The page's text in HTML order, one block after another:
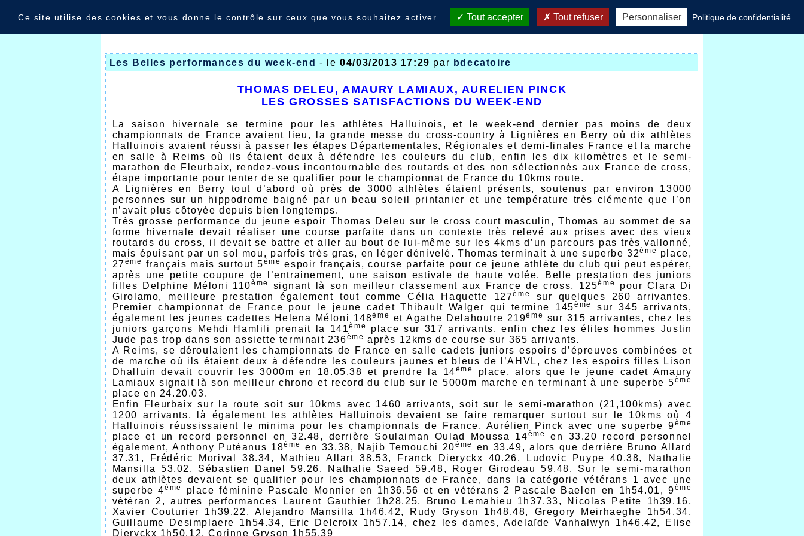
Nouvelles
Les Belles performances du week-end - le04/03/2013 17:29 par bdecatoire
THOMAS DELEU, AMAURY LAMIAUX, AURELIEN PINCK
LES GROSSES SATISFACTIONS DU WEEK-END
La saison hivernale se termine pour les athlètes Halluinois, et le week-end dernier pas moins de deux
championnats de France avaient lieu, la grande messe du cross-country à Lignières en Berry où dix athlètes
Halluinois avaient réussi à passer les étapes Départementales, Régionales et demi-finales France et la marche
en salle à Reims où ils étaient deux à défendre les couleurs du club, enfin les dix kilomètres et le semi-
marathon de Fleurbaix, rendez-vous incontournable des routards et des non sélectionnés aux France de cross,
étape importante pour tenter de se qualifier pour le championnat de France du 10kms route.
A Lignières en Berry tout d’abord où près de 3000 athlètes étaient présents, soutenus par environ 13000
personnes sur un hippodrome baigné par un beau soleil printanier et une température très clémente que l’on
n’avait plus côtoyée depuis bien longtemps.
Très grosse performance du jeune espoir Thomas Deleu sur le cross court masculin, Thomas au sommet de sa
forme hivernale devait réaliser une course parfaite dans un contexte très relevé aux prises avec des vieux
routards du cross, il devait se battre et aller au bout de lui-même sur les 4kms d’un parcours pas très vallonné,
mais épuisant par un sol mou, parfois très gras, en léger dénivelé. Thomas terminait à une superbe 32ème
place,
27ème français mais surtout 5ème espoir français, course parfaite pour ce jeune athlète du club qui peut espérer,
après une petite coupure de l’entrainement, une saison estivale de haute volée. Belle prestation des juniors
filles Delphine Méloni 110ème signant là son meilleur classement aux France de cross, 125ème
pour Clara Di
Girolamo, meilleure prestation également tout comme Célia Haquette 127ème
sur quelques 260 arrivantes.
Premier championnat de France pour le jeune cadet Thibault Walger qui termine 145ème
sur 345 arrivants,
également les jeunes cadettes Helena Méloni 148ème et Agathe Delahoutre 219ème
sur 315 arrivantes, chez les
juniors garçons Mehdi Hamlili prenait la 141ème
place sur 317 arrivants, enfin chez les élites hommes Justin
Jude pas trop dans son assiette terminait 236ème après 12kms de course sur 365 arrivants.
A Reims, se déroulaient les championnats de France en salle cadets juniors espoirs d’épreuves combinées et
de marche où ils étaient deux à défendre les couleurs jaunes et bleus de l’AHVL, chez les espoirs filles Lison
Dhalluin devait couvrir les 3000m en 18.05.38 et prendre la 14ème
place, alors que le jeune cadet Amaury
Lamiaux signait là son meilleur chrono et record du club sur le 5000m marche en terminant à une superbe 5ème
place en 24.20.03.
Enfin Fleurbaix sur la route soit sur 10kms avec 1460 arrivants, soit sur le semi-marathon (21,100kms) avec
1200 arrivants, là également les athlètes Halluinois devaient se faire remarquer surtout sur le 10kms où 4
Halluinois réussissaient le minima pour les championnats de France, Aurélien Pinck avec une superbe 9ème
place et un record personnel en 32.48, derrière Soulaiman Oulad Moussa 14ème
en 33.20 record personnel
également, Anthony Putéanus 18ème en 33.38, Najib Temouchi 20ème
en 33.49, alors que derrière Bruno Allard
37.31, Frédéric Morival 38.34, Mathieu Allart 38.53, Franck Dieryckx 40.26, Ludovic Puype 40.38, Nathalie
Mansilla 53.02, Sébastien Danel 59.26, Nathalie Saeed 59.48, Roger Girodeau 59.48. Sur le semi-marathon
deux athlètes devaient se qualifier pour les championnats de France, dans la catégorie vétérans 1 avec une
superbe 4ème place féminine Pascale Monnier en 1h36.56 et en vétérans 2 Pascale Baelen en 1h54.01, 9ème
vétéran 2, autres performances Laurent Gauthier 1h28.25, Bruno Lemahieu 1h37.33, Nicolas Petite 1h39.16,
Xavier Couturier 1h39.22, Alejandro Mansilla 1h46.42, Rudy Gryson 1h48.48, Gregory Meirhaeghe 1h54.34,
Guillaume Desimplaere 1h54.34, Eric Delcroix 1h57.14, chez les dames, Adelaïde Vanhalwyn 1h46.42, Elise
Dieryckx 1h50.12, Corinne Gryson 1h55.39
Ce site utilise des cookies et vous donne le contrôle sur ceux que vous souhaitez activer Tout accepter Tout refuser Personnaliser Politique de confidentialité